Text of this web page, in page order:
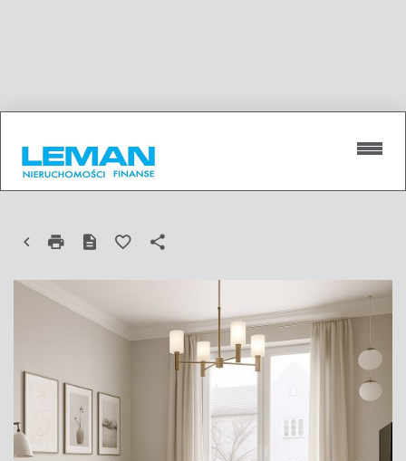
LUBLIN, CZECHÓW PÓŁNOCNY